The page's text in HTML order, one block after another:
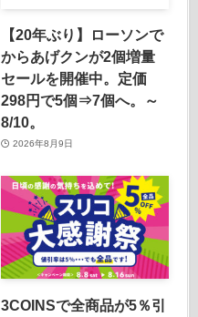
【20年ぶり】ローソンで
からあげクンが2個増量
セールを開催中。定価
298円で5個⇒7個へ。～
8/10。
2026年8月9日
3COINSで全商品が5％引